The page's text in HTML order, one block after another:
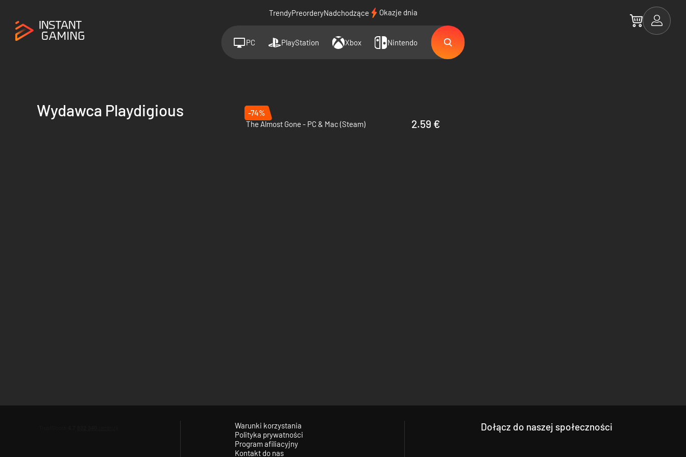
TrendyPreorderyNadchodzące Okazje dnia
PC PlayStation Xbox Nintendo
Wydawca Playdigious
-74%
The Almost Gone - PC & Mac (Steam)
2.59 €
Warunki korzystania
Polityka prywatności
Program afiliacyjny
Kontakt do nas
Dołącz do naszej społeczności